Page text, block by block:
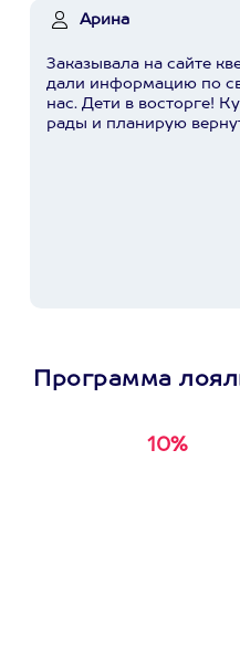
Арина
Заказывала на сайте
дали информацию по
нас. Дети в восторге!
рады и планирую
Программа
10%